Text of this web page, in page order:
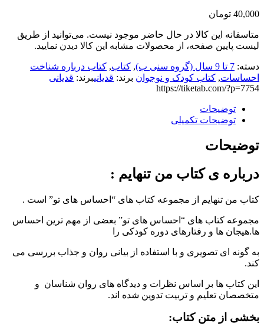
40,000 تومان
متاسفانه این کالا در حال حاضر موجود نیست. می‌توانید از طریق
لیست پایین صفحه، از محصولات مشابه این کالا دیدن نمایید.
دسته: 7 تا 9 سال (گروه سنی ب) , کتاب, کتاب درباره شناخت
احساسات, کتاب کودک و نوجوان برند: قدیانیبرند: قدیانی
https://tiketab.com/?p=7754
توضیحات
توضیحات تکمیلی
توضیحات
درباره ی کتاب من تنهایم :
کتاب من تنهایم از مجموعه کتاب های “احساس های تو” است .
مجموعه کتاب های “احساس های تو” بعضی از مهم ترین احساس
ها.هیجان ها و رفتارهای دوره کودکی را
به گونه ای تصویری و با استفاده از بیانی روان و جذاب بررسی می
کند.
این کتاب ها بر اساس نظرات و دیدگاه های روان شناسان و
متخصصان تعلیم و تربیت تدوین شده اند.
بخشی از متن کتاب: